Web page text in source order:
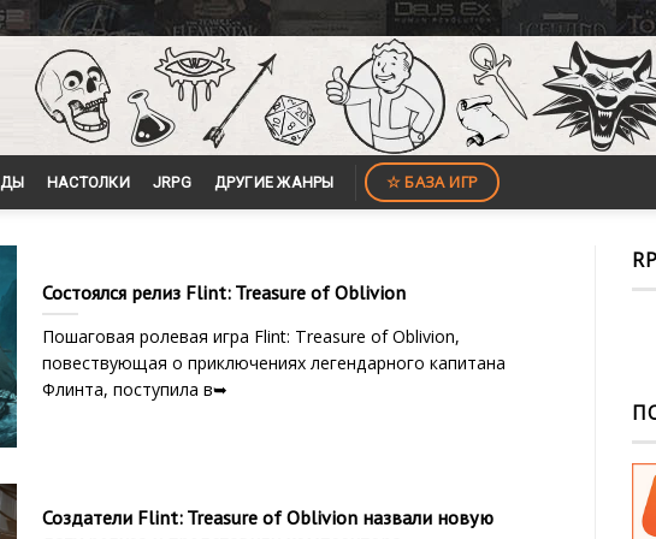
НАСТОЛКИ JRPG ДРУГИЕ ЖАНРЫ ☆ БАЗА ИГР
Состоялся релиз Flint: Treasure of Oblivion
Пошаговая ролевая игра Flint: Treasure of Oblivion,
повествующая о приключениях легендарного капитана
Флинта, поступила в➥
Создатели Flint: Treasure of Oblivion назвали новую